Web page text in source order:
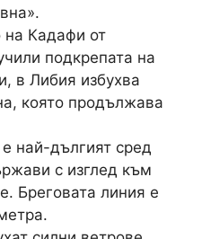
на Кадафи от
подкрепата на
в Либия избухва
която продължава
най-дългият сред
с изглед към
Бреговата линия е